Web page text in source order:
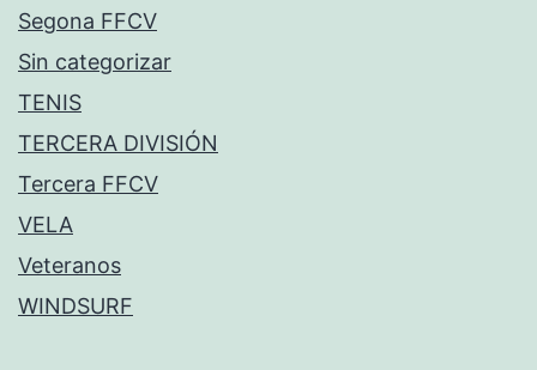
Segona FFCV
Sin categorizar
TENIS
TERCERA DIVISIÓN
Tercera FFCV
VELA
Veteranos
WINDSURF